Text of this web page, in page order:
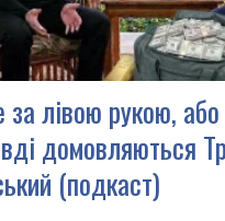
за лівою рукою,
домовляються
(подкаст)